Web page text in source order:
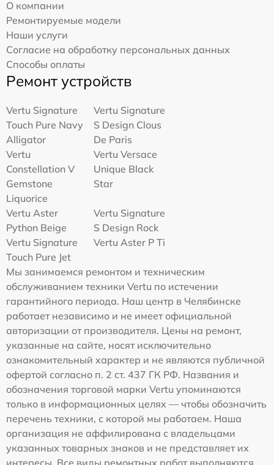
О компании
Ремонтируемые модели
Наши услуги
Согласие на обработку персональных данных
Способы оплаты
Ремонт устройств
Vertu Signature
Touch Pure Navy
Alligator
Vertu Signature
S Design Clous
De Paris
Vertu
Constellation V
Gemstone
Liquorice
Vertu Versace
Unique Black
Star
Vertu Aster
Python Beige
Vertu Signature
S Design Rock
Vertu Signature
Touch Pure Jet
Vertu Aster P Ti
Мы занимаемся ремонтом и техническим
обслуживанием техники Vertu по истечении
гарантийного периода. Наш центр в Челябинске
работает независимо и не имеет официальной
авторизации от производителя. Цены на ремонт,
указанные на сайте, носят исключительно
ознакомительный характер и не являются публичной
офертой согласно п. 2 ст. 437 ГК РФ. Названия и
обозначения торговой марки Vertu упоминаются
только в информационных целях — чтобы обозначить
перечень техники, с которой мы работаем. Наша
организация не аффилирована с владельцами
указанных товарных знаков и не представляет их